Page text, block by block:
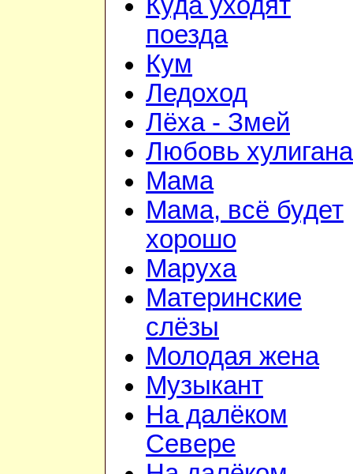
Куда уходят
поезда
Кум
Ледоход
Лёха - Змей
Любовь хулигана
Мама
Мама, всё будет
хорошо
Маруха
Материнские
слёзы
Молодая жена
Музыкант
На далёком
Севере